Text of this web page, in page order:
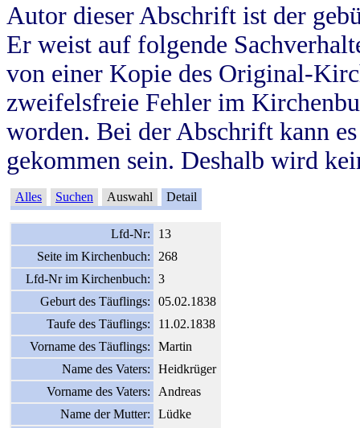
Autor dieser Abschrift ist der
Er weist auf folgende
von einer Kopie des Original-
zweifelsfreie Fehler im
worden. Bei der Abschrift kann
gekommen sein. Deshalb wird
Alles Suchen Auswahl Detail
Lfd-Nr:
13
Seite im Kirchenbuch:
268
Lfd-Nr im Kirchenbuch:
3
Geburt des Täuflings:
05.02.1838
Taufe des Täuflings:
11.02.1838
Vorname des Täuflings:
Martin
Name des Vaters:
Heidkrüger
Vorname des Vaters:
Andreas
Name der Mutter:
Lüdke